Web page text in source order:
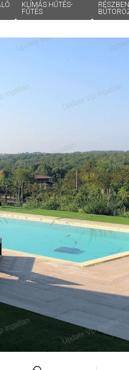
KLÍMÁS HŰTÉS-
FŰTÉS
RÉSZBEN